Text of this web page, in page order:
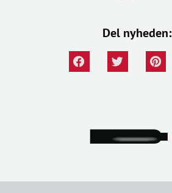
Del nyheden: